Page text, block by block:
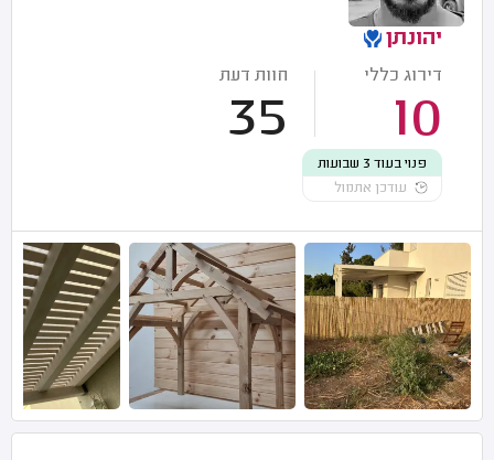
יהונתן
דירוג כללי
10
חוות דעת
35
פנוי בעוד 3 שבועות
עודכן אתמול